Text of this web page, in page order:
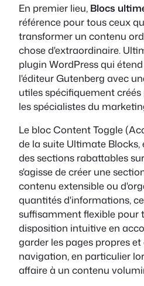
En premier lieu, Blocs
référence pour tous ceux
transformer un contenu
chose d'extraordinaire.
plugin WordPress qui
l'éditeur Gutenberg avec
utiles spécifiquement
les spécialistes du
Le bloc Content Toggle
de la suite Ultimate Blocks,
des sections rabattables
s'agisse de créer une
contenu extensible ou
quantités d'informations,
suffisamment flexible pour
disposition intuitive en
garder les pages propres
navigation, en particulier
affaire à un contenu